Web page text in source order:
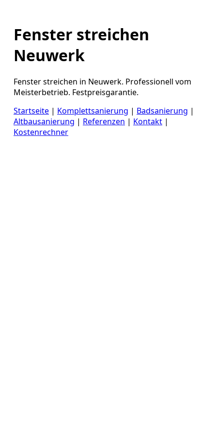
Fenster streichen
Neuwerk
Fenster streichen in Neuwerk. Professionell vom
Meisterbetrieb. Festpreisgarantie.
Startseite | Komplettsanierung | Badsanierung |
Altbausanierung | Referenzen | Kontakt |
Kostenrechner